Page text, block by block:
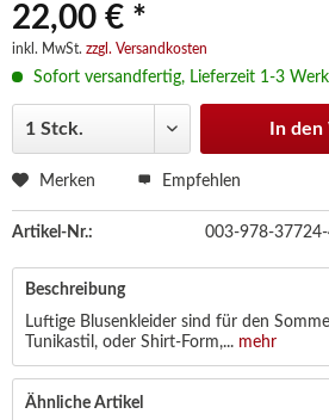
22,00 € *
inkl. MwSt. zzgl. Versandkosten
Sofort versandfertig, Lieferzeit 1-3
In den
Merken Empfehlen
Artikel-Nr.: 003-978-
Beschreibung
Luftige Blusenkleider sind für den
Tunikastil, oder Shirt-Form,... mehr
Ähnliche Artikel